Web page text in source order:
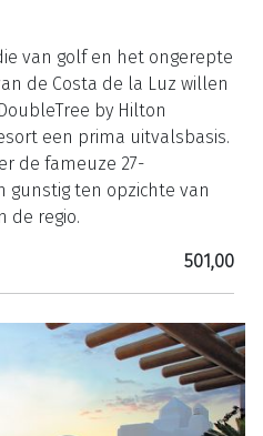
van golf en het ongerepte
de Costa de la Luz willen
by Hilton
een prima uitvalsbasis.
de fameuze 27-
ten opzichte van
de regio.
501,00